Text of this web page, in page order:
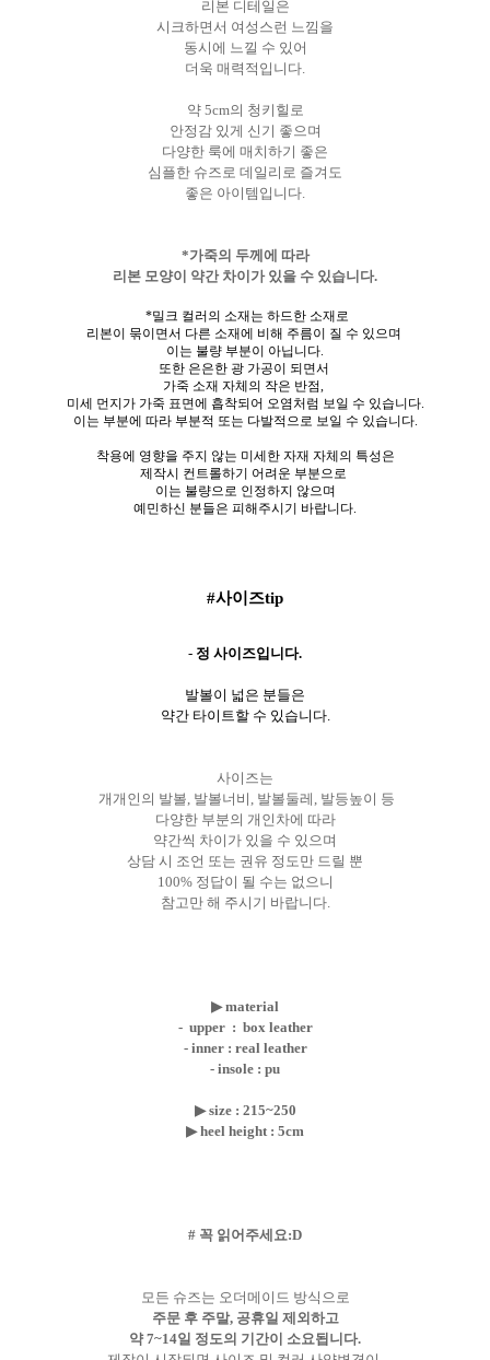
리본 디테일은
시크하면서 여성스런 느낌을
동시에 느낄 수 있어
더욱 매력적입니다.
약 5cm의 청키힐로
안정감 있게 신기 좋으며
다양한 룩에 매치하기 좋은
심플한 슈즈로 데일리로 즐겨도
좋은 아이템입니다.
*가죽의 두께에 따라
리본 모양이 약간 차이가 있을 수 있습니다.
*밀크 컬러의 소재는 하드한 소재로
리본이 묶이면서 다른 소재에 비해 주름이 질 수 있으며
이는 불량 부분이 아닙니다.
또한 은은한 광 가공이 되면서
가죽 소재 자체의 작은 반점,
미세 먼지가 가죽 표면에 흡착되어 오염처럼 보일 수 있습니다.
이는 부분에 따라 부분적 또는 다발적으로 보일 수 있습니다.
착용에 영향을 주지 않는 미세한 자재 자체의 특성은
제작시 컨트롤하기 어려운 부분으로
이는 불량으로 인정하지 않으며
예민하신 분들은 피해주시기 바랍니다.
#사이즈tip
- 정 사이즈입니다.
발볼이 넓은 분들은
약간 타이트할 수 있습니다.
사이즈는
개개인의 발볼, 발볼너비, 발볼둘레, 발등높이 등
다양한 부분의 개인차에 따라
약간씩 차이가 있을 수 있으며
상담 시 조언 또는 권유 정도만 드릴 뿐
100% 정답이 될 수는 없으니
참고만 해 주시기 바랍니다.
▶material
- upper : box leather
- inner : real leather
- insole : pu
▶ size : 215~250
▶heel height : 5cm
# 꼭 읽어주세요:D
모든 슈즈는 오더메이드 방식으로
주문 후 주말, 공휴일 제외하고
약 7~14일 정도의 기간이 소요됩니다.